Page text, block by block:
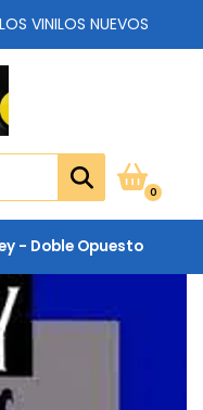
VINILOS NUEVOS
0
- Doble Opuesto